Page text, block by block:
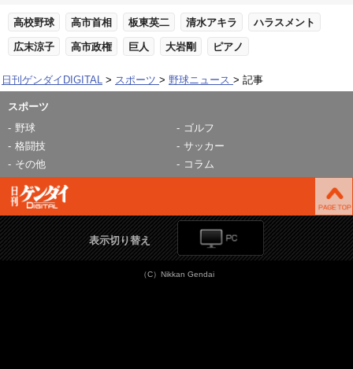
高校野球 高市首相 板東英二 清水アキラ ハラスメント
広末涼子 高市政権 巨人 大岩剛 ピアノ
日刊ゲンダイDIGITAL スポーツ 野球ニュース 記事
スポーツ
野球
ゴルフ
格闘技
サッカー
その他
コラム
表示切り替え
（C）Nikkan Gendai